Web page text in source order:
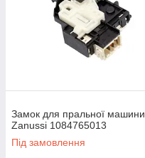
Замок для пральної машини
Zanussi 1084765013
Під замовлення